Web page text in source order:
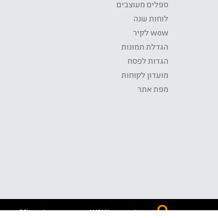
ספלים מעוצבים
לוחות שנה
wow לקיר
הגדלת תמונות
הגדות לפסח
מועדון לקוחות
מפת אתר
התשלום באתר WOW מאובטח בטכנולוגית SSL